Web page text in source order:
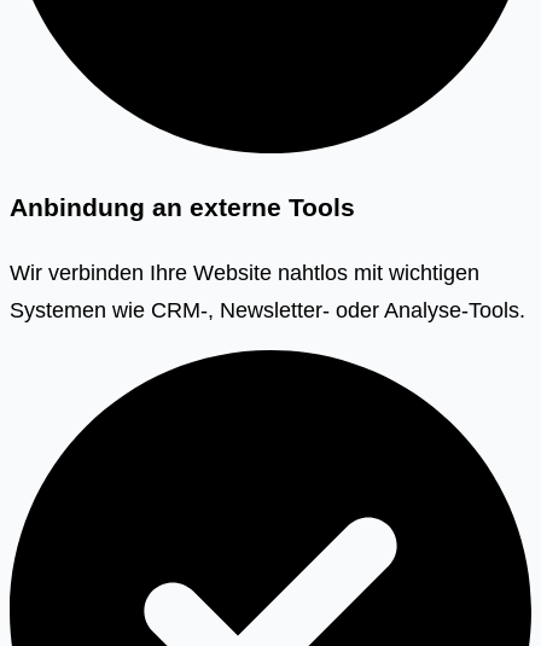
Anbindung an externe Tools
Wir verbinden Ihre Website nahtlos mit wichtigen
Systemen wie CRM-, Newsletter- oder Analyse-Tools.